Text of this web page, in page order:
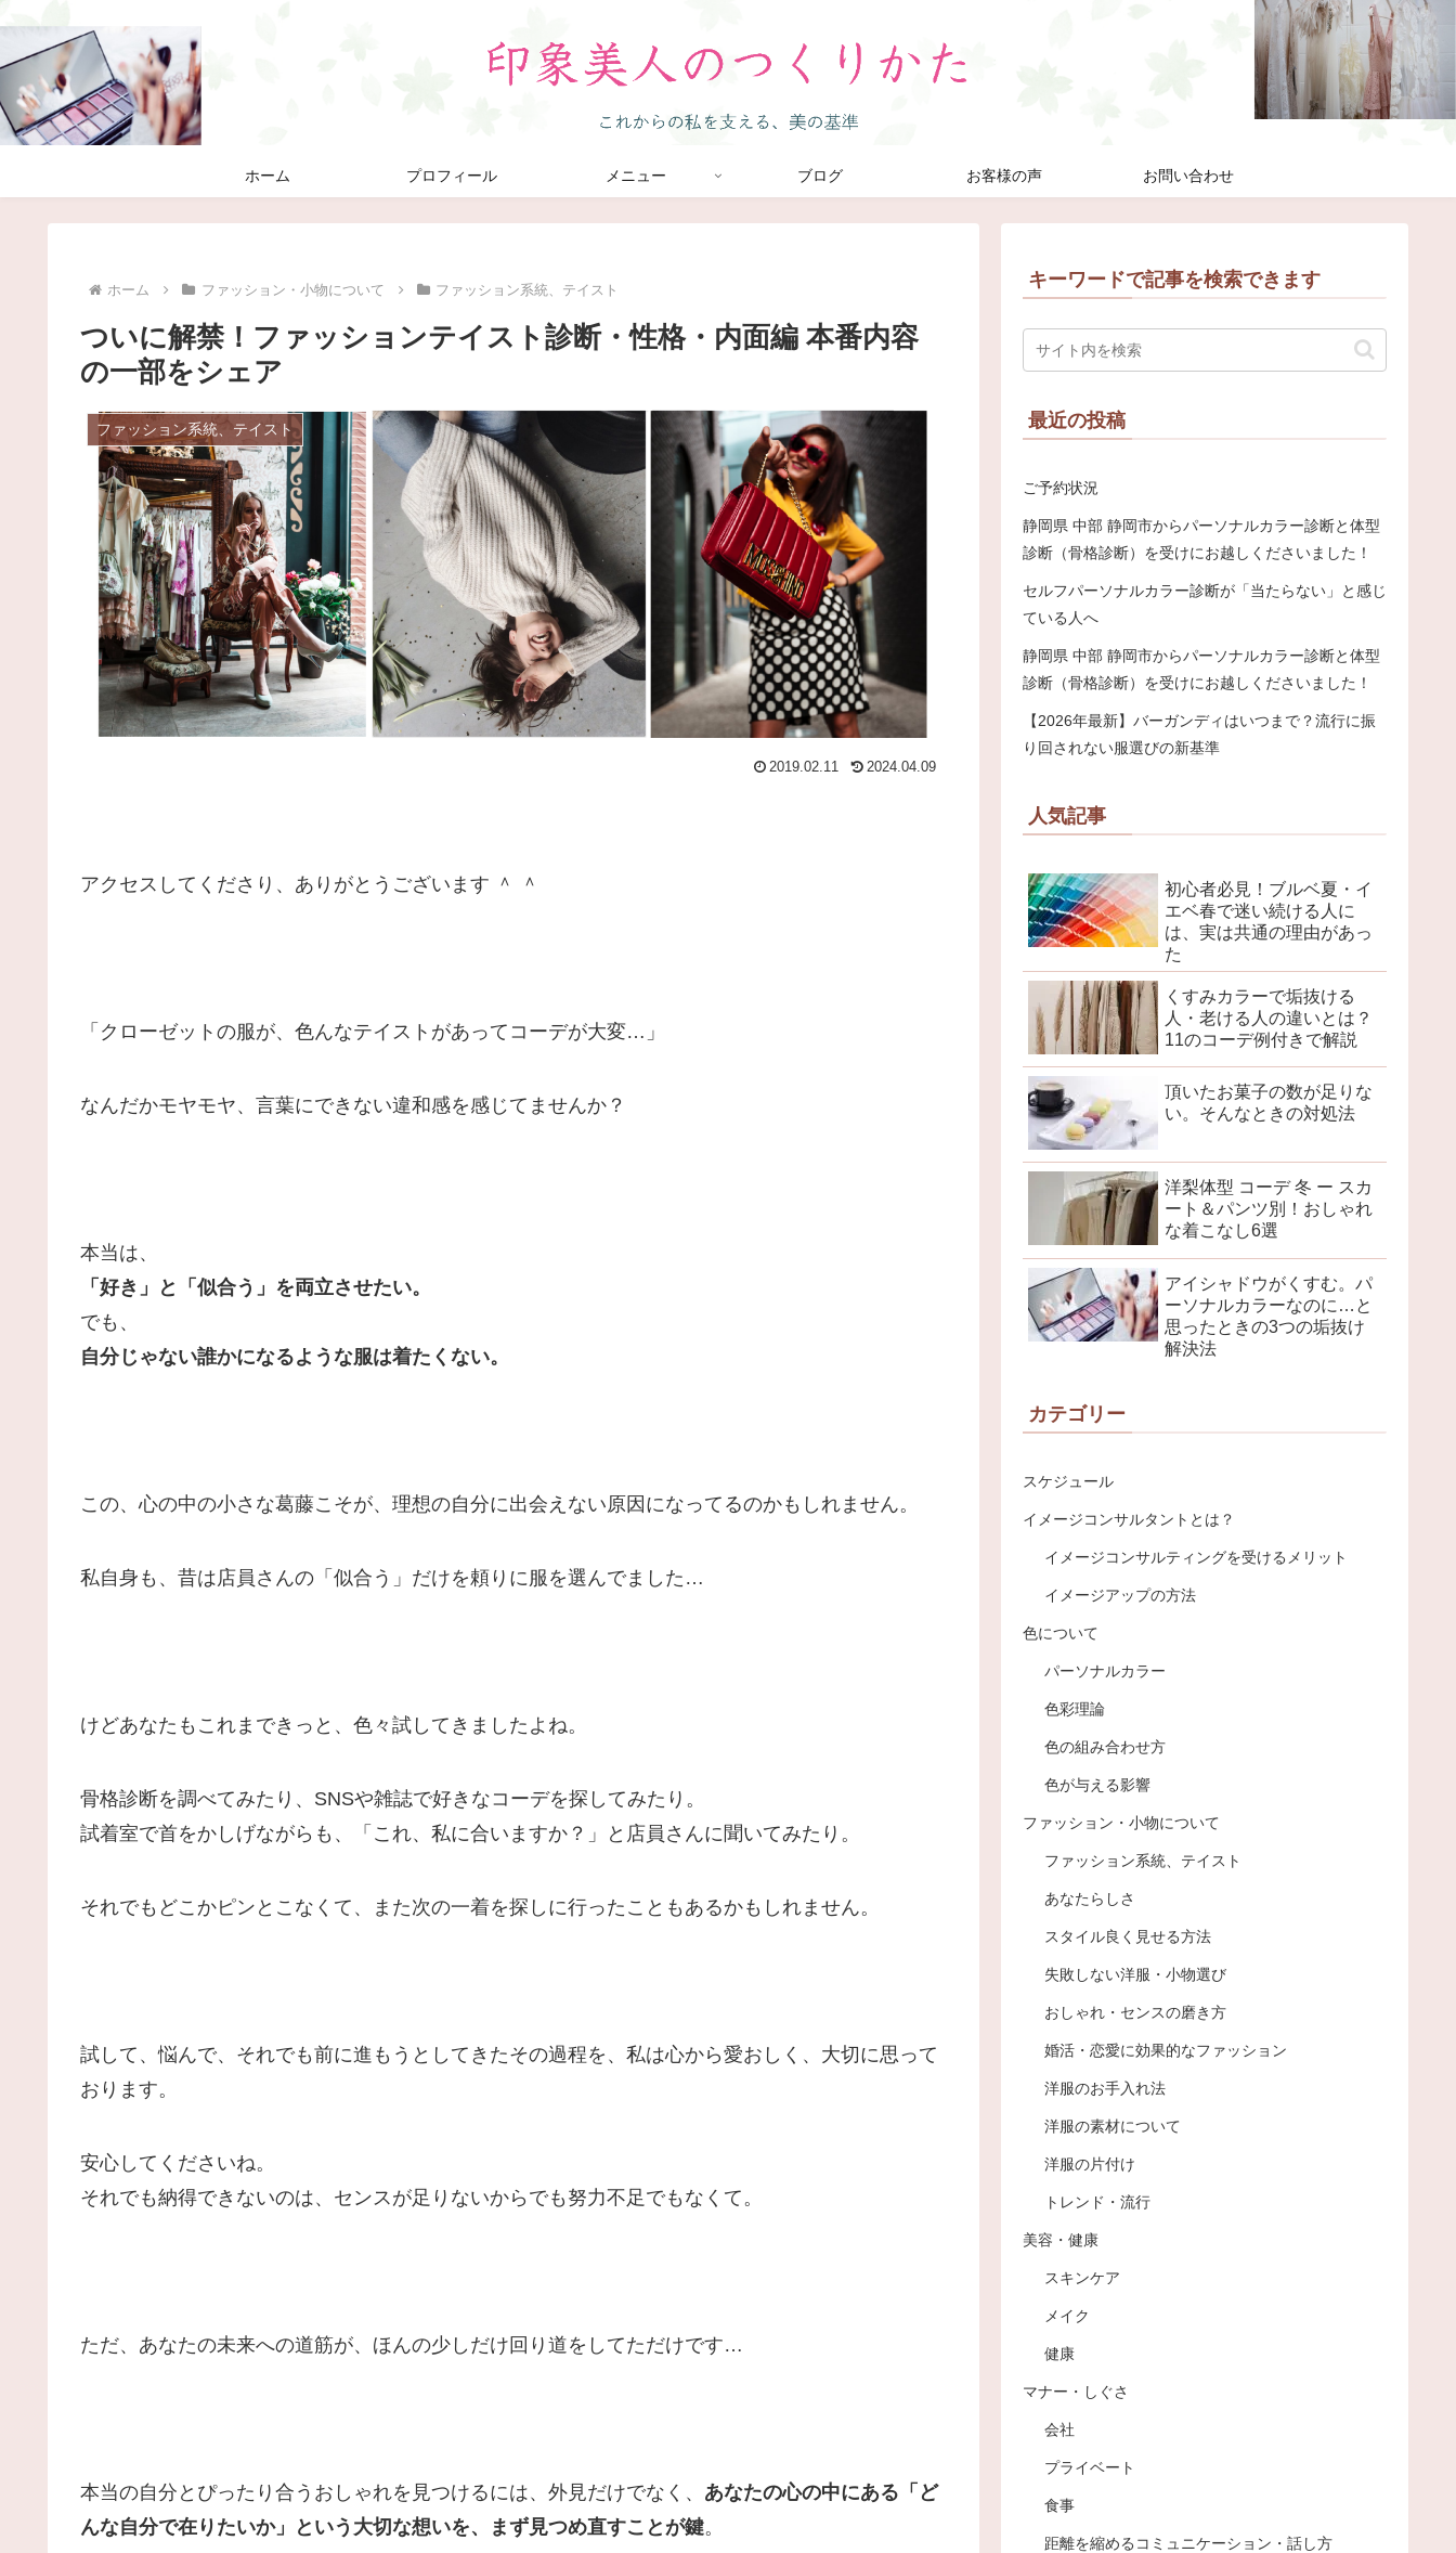
ホーム プロフィール メニュー ブログ お客様の声 お問い合わせ
ホーム ファッション・小物について ファッション系統、テイスト
ついに解禁！ファッションテイスト診断・性格・内面編 本番内容
の一部をシェア
ファッション系統、テイスト
2019.02.11 2024.04.09
アクセスしてくださり、ありがとうございます ＾ ＾
「クローゼットの服が、色んなテイストがあってコーデが大変…」
なんだかモヤモヤ、言葉にできない違和感を感じてませんか？
本当は、
「好き」と「似合う」を両立させたい。
でも、
自分じゃない誰かになるような服は着たくない。
この、心の中の小さな葛藤こそが、 理想の自分に出会えない原因 になってるのかもしれません。
私自身も、昔は店員さんの「似合う」だけを頼りに服を選んでました…
けどあなたもこれまできっと、色々試してきましたよね。
骨格診断を調べてみたり、SNSや雑誌で好きなコーデを探してみたり。
試着室で首をかしげながらも、「これ、私に合いますか？」と店員さんに聞いてみたり。
それでもどこかピンとこなくて、また次の一着を探しに行ったこともあるかもしれません。
試して、悩んで、それでも前に進もうとしてきたその過程を、私は心から愛おしく、大切に思って
おります。
安心してくださいね。
それでも納得できないのは、センスが足りないからでも努力不足でもなくて。
ただ、 あなたの未来への道筋が、ほ んの少しだけ回り道をし てただけです…
本当の自分とぴったり合うおしゃれを 見つけるには、外見だけでなく 、 あなたの心の中にある「ど
んな自分で在 り たいか」という大切な想いを、まず見つめ直すことが鍵。
キーワードで記事を検索できます
最近の投稿
ご予約状況
静岡県 中部 静岡市からパーソナルカラー診断と体型
診断（骨格診断）を受けにお越しくださいました！
セルフパーソナルカラー診断が「当たらない」と感じ
ている人へ
静岡県 中部 静岡市からパーソナルカラー診断と体型
診断（骨格診断）を受けにお越しくださいました！
【2026年最新】バーガンディはいつまで？流行に振
り回されない服選びの新基準
人気記事
初心者必見！ブルベ夏・イ
エベ春で迷い続ける人に
は、実は共通の理由があっ
た
くすみカラーで垢抜ける
人・老ける人の違いとは？
11のコーデ例付きで解説
頂いたお菓子の数が足りな
い。そんなときの対処法
洋梨体型 コーデ 冬 ー スカ
ート＆パンツ別！おしゃれ
な着こなし6選
アイシャドウがくすむ。パ
ーソナルカラーなのに…と
思ったときの3つの垢抜け
解決法
カテゴリー
スケジュール
イメージコンサルタントとは？
イメージコンサルティングを受けるメリット
イメージアップの方法
色について
パーソナルカラー
色彩理論
色の組み合わせ方
色が与える影響
ファッション・小物について
ファッション系統、テイスト
あなたらしさ
スタイル良く見せる方法
失敗しない洋服・小物選び
おしゃれ・センスの磨き方
婚活・恋愛に効果的なファッション
洋服のお手入れ法
洋服の素材について
洋服の片付け
トレンド・流行
美容・健康
スキンケア
メイク
健康
マナー・しぐさ
会社
プライベート
食事
距離を縮めるコミュニケーション・話し方